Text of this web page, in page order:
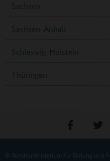
Sachsen
Sachsen-Anhalt
Schleswig-Holstein
Thüringen
© Bundesministerium für Bildung und